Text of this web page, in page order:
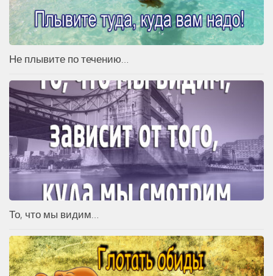
Не плывите по течению…
То, что мы видим…